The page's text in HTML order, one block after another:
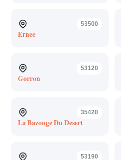
53500
Ernee
53120
Gorron
35420
La Bazouge Du Desert
53190